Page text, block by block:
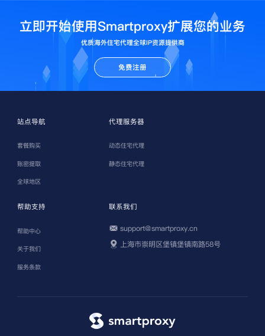
立即开始使用Smartproxy扩展您的业务
优质海外住宅代理全球IP资源提供商
免费注册
站点导航
套餐购买
账密提取
全球地区
代理服务器
动态住宅代理
静态住宅代理
帮助支持
帮助中心
关于我们
服务条款
联系我们
support@smartproxy.cn
上海市崇明区堡镇堡镇南路58号